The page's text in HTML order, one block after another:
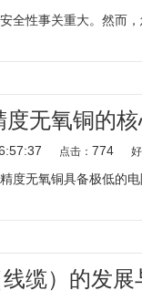
全性事关重大。然而
无氧铜的
点击： 774
度无氧铜具备极低的
线缆）的发展